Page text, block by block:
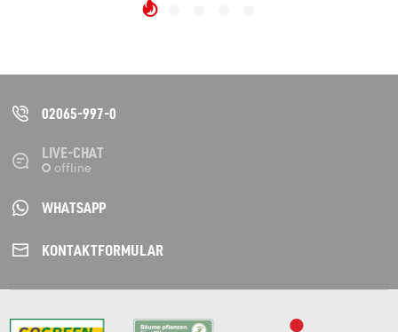
02065-997-0
LIVE-CHAT
WHATSAPP
KONTAKT­FORMULAR